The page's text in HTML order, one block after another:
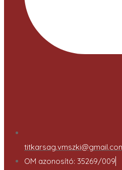
OM azonosító: 35269/009